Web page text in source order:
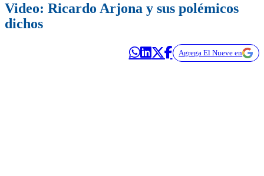
Video: Ricardo Arjona y sus polémicos
dichos
Agrega El Nueve en